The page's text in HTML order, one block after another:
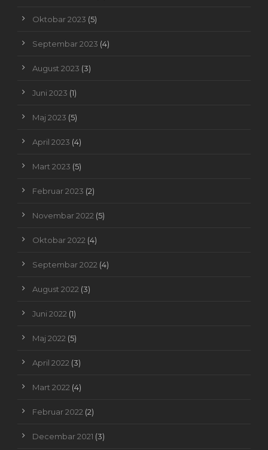
Oktobar 2023 (5)
Septembar 2023 (4)
August 2023 (3)
Juni 2023 (1)
Maj 2023 (5)
April 2023 (4)
Mart 2023 (5)
Februar 2023 (2)
Novembar 2022 (5)
Oktobar 2022 (4)
Septembar 2022 (4)
August 2022 (3)
Juni 2022 (1)
Maj 2022 (5)
April 2022 (3)
Mart 2022 (4)
Februar 2022 (2)
Decembar 2021 (3)